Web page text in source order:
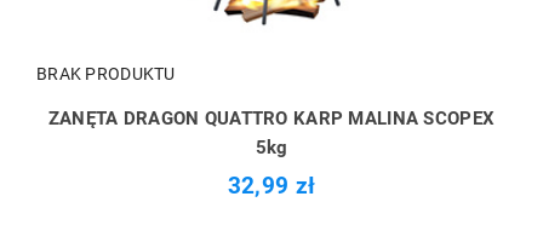
BRAK PRODUKTU
ZANĘTA DRAGON QUATTRO KARP MALINA SCOPEX
5kg
32,99 zł